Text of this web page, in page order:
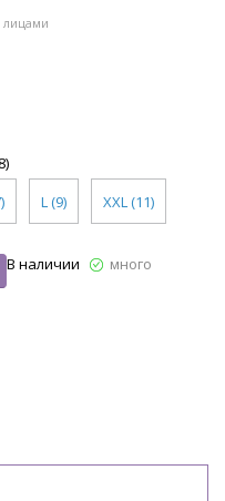
лицами
L (9) XXL (11)
В наличии много